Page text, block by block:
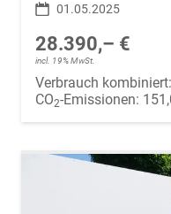
01.05.2025
28.390,– €
incl. 19% MwSt.
Verbrauch kombiniert:
CO2-Emissionen: